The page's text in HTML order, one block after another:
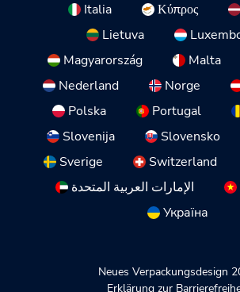
Italia
Κύπρος
Lietuva
Magyarország
Malta
Nederland
Norge
Polska
Portugal
Slovenija
Slovensko
Sverige
Switzerland
الإمارات العربية المتحدة
Україна
Neues Verpackungsdesign
Erklärung zur